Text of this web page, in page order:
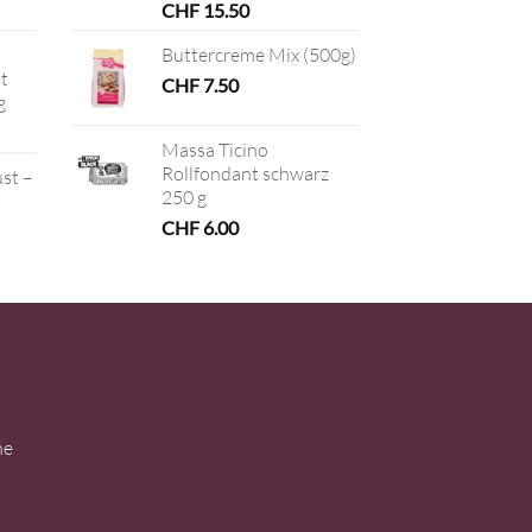
–
CHF15.50
Buttercreme Mix (500g)
CHF7.50
Massa Ticino
Rollfondant schwarz
250 g
CHF6.00